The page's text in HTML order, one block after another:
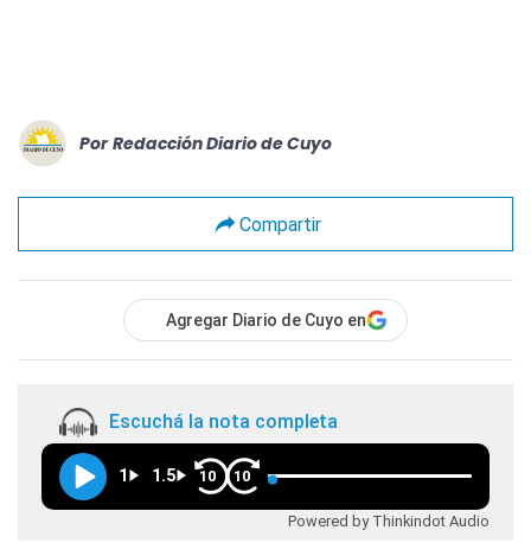
Por Redacción Diario de Cuyo
Compartir
Agregar Diario de Cuyo en
Escuchá la nota completa
1 1.5 10 10
Powered by Thinkindot Audio